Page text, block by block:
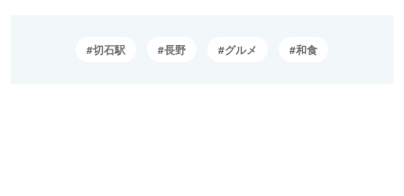
切石駅 長野 グルメ 和食